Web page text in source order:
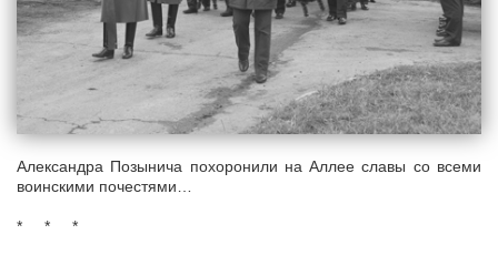
Александра Позынича похоронили на Аллее славы со всеми
воинскими почестями…
* * *